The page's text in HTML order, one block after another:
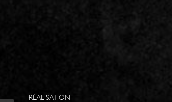
RÉALISATION